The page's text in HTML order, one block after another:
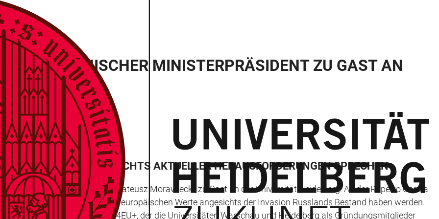
POLNISCHER MINISTERPRÄSIDENT ZU GAST AN
EUROPAS ANGESICHTS AKTUELLER HERAUSFORDERUNGEN SPRECHEN
der Republik Polen, Mateusz Morawiecki, zu Gast an der Universität Heidelberg. An der Ruperto Carola
die Frage sprechen, ob die europäischen Werte angesichts der Invasion Russlands Bestand haben werden.
Universitätsallianz 4EU+, der die Universitäten Warschau und Heidelberg als Gründungsmitglieder